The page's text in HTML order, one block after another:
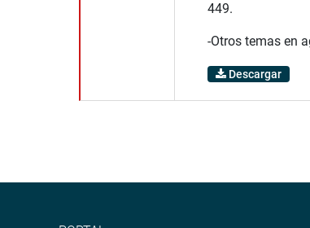
449.
-Otros temas en
Descargar